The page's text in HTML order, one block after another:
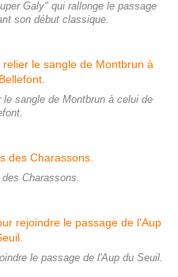
Galy" qui rallonge le passage
son début classique.
sangle de Montbrun à celui de
Charassons.
le passage de l'Aup du Seuil.